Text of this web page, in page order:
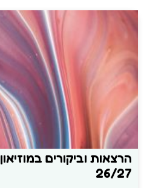
הרצאות וביקורים
26/27